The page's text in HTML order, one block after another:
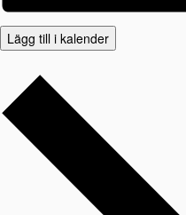
Lägg till i kalender